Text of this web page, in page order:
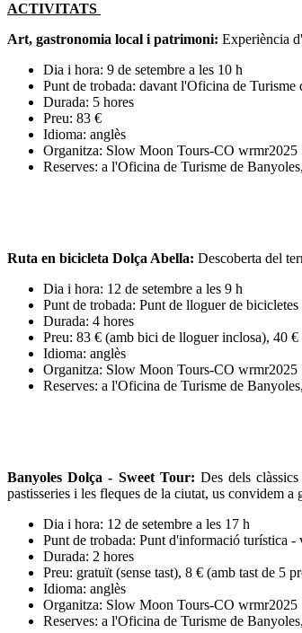
ACTIVITATS
Art, gastronomia local i patrimoni: Experiència
Dia i hora: 9 de setembre a les 10 h
Punt de trobada: davant l'Oficina de Turisme
Durada: 5 hores
Preu: 83 €
Idioma: anglès
Organitza: Slow Moon Tours-CO wrmr2025
Reserves: a l'Oficina de Turisme de
Ruta en bicicleta Dolça Abella: Descoberta del
Dia i hora: 12 de setembre a les 9 h
Punt de trobada: Punt de lloguer de
Durada: 4 hores
Preu: 83 € (amb bici de lloguer inclosa), 40
Idioma: anglès
Organitza: Slow Moon Tours-CO wrmr2025
Reserves: a l'Oficina de Turisme de
Banyoles Dolça - Sweet Tour: Des dels
pastisseries i les fleques de la ciutat, us convidem
Dia i hora: 12 de setembre a les 17 h
Punt de trobada: Punt d'informació turística -
Durada: 2 hores
Preu: gratuït (sense tast), 8 € (amb tast de 5
Idioma: anglès
Organitza: Slow Moon Tours-CO wrmr2025
Reserves: a l'Oficina de Turisme de